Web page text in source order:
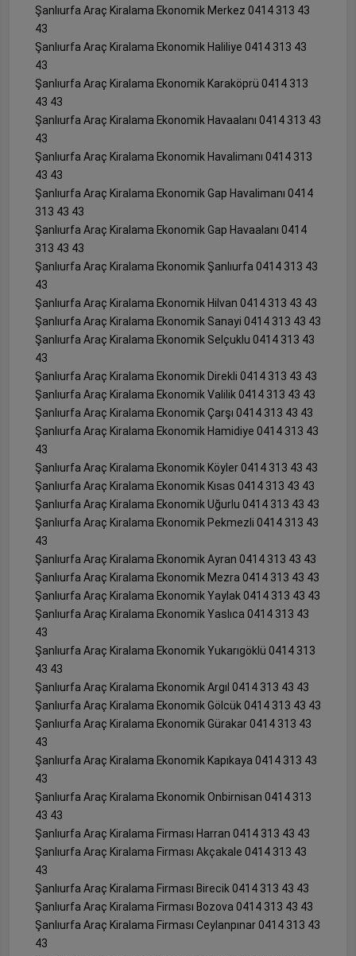
Şanlıurfa Araç Kiralama Ekonomik Merkez 0414 313 43
43
Şanlıurfa Araç Kiralama Ekonomik Haliliye 0414 313 43
43
Şanlıurfa Araç Kiralama Ekonomik Karaköprü 0414 313
43 43
Şanlıurfa Araç Kiralama Ekonomik Havaalanı 0414 313 43
43
Şanlıurfa Araç Kiralama Ekonomik Havalimanı 0414 313
43 43
Şanlıurfa Araç Kiralama Ekonomik Gap Havalimanı 0414
313 43 43
Şanlıurfa Araç Kiralama Ekonomik Gap Havaalanı 0414
313 43 43
Şanlıurfa Araç Kiralama Ekonomik Şanlıurfa 0414 313 43
43
Şanlıurfa Araç Kiralama Ekonomik Hilvan 0414 313 43 43
Şanlıurfa Araç Kiralama Ekonomik Sanayi 0414 313 43 43
Şanlıurfa Araç Kiralama Ekonomik Selçuklu 0414 313 43
43
Şanlıurfa Araç Kiralama Ekonomik Direkli 0414 313 43 43
Şanlıurfa Araç Kiralama Ekonomik Valilik 0414 313 43 43
Şanlıurfa Araç Kiralama Ekonomik Çarşı 0414 313 43 43
Şanlıurfa Araç Kiralama Ekonomik Hamidiye 0414 313 43
43
Şanlıurfa Araç Kiralama Ekonomik Köyler 0414 313 43 43
Şanlıurfa Araç Kiralama Ekonomik Kısas 0414 313 43 43
Şanlıurfa Araç Kiralama Ekonomik Uğurlu 0414 313 43 43
Şanlıurfa Araç Kiralama Ekonomik Pekmezli 0414 313 43
43
Şanlıurfa Araç Kiralama Ekonomik Ayran 0414 313 43 43
Şanlıurfa Araç Kiralama Ekonomik Mezra 0414 313 43 43
Şanlıurfa Araç Kiralama Ekonomik Yaylak 0414 313 43 43
Şanlıurfa Araç Kiralama Ekonomik Yaslıca 0414 313 43
43
Şanlıurfa Araç Kiralama Ekonomik Yukarıgöklü 0414 313
43 43
Şanlıurfa Araç Kiralama Ekonomik Argıl 0414 313 43 43
Şanlıurfa Araç Kiralama Ekonomik Gölcük 0414 313 43 43
Şanlıurfa Araç Kiralama Ekonomik Gürakar 0414 313 43
43
Şanlıurfa Araç Kiralama Ekonomik Kapıkaya 0414 313 43
43
Şanlıurfa Araç Kiralama Ekonomik Onbirnisan 0414 313
43 43
Şanlıurfa Araç Kiralama Firması Harran 0414 313 43 43
Şanlıurfa Araç Kiralama Firması Akçakale 0414 313 43
43
Şanlıurfa Araç Kiralama Firması Birecik 0414 313 43 43
Şanlıurfa Araç Kiralama Firması Bozova 0414 313 43 43
Şanlıurfa Araç Kiralama Firması Ceylanpınar 0414 313 43
43